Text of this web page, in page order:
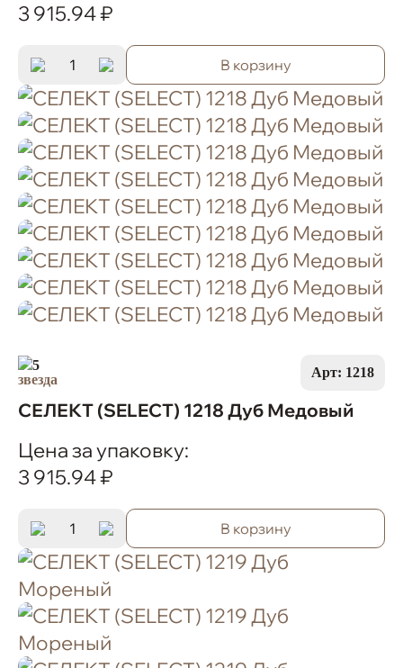
3 915.94 ₽
В корзину
5 Арт: 1218
СЕЛЕКТ (SELECT) 1218 Дуб Медовый
Цена за упаковку:
3 915.94 ₽
В корзину